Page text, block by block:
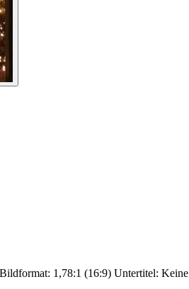
1,78:1 (16:9) Untertitel: Keine